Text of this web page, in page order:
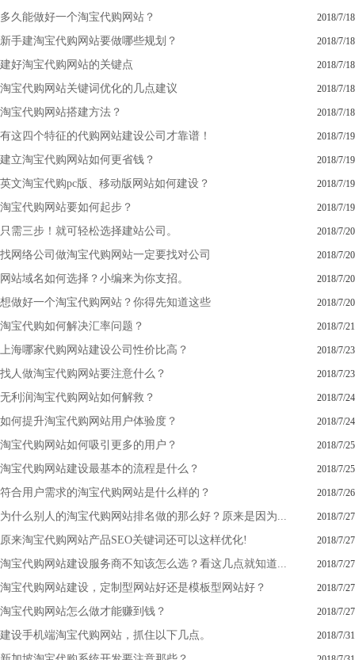
多久能做好一个淘宝代购网站？ 2018/7/18
新手建淘宝代购网站要做哪些规划？ 2018/7/18
建好淘宝代购网站的关键点 2018/7/18
淘宝代购网站关键词优化的几点建议 2018/7/18
淘宝代购网站搭建方法？ 2018/7/18
有这四个特征的代购网站建设公司才靠谱！ 2018/7/19
建立淘宝代购网站如何更省钱？ 2018/7/19
英文淘宝代购pc版、移动版网站如何建设？ 2018/7/19
淘宝代购网站要如何起步？ 2018/7/19
只需三步！就可轻松选择建站公司。 2018/7/20
找网络公司做淘宝代购网站一定要找对公司 2018/7/20
网站域名如何选择？小编来为你支招。 2018/7/20
想做好一个淘宝代购网站？你得先知道这些 2018/7/20
淘宝代购如何解决汇率问题？ 2018/7/21
上海哪家代购网站建设公司性价比高？ 2018/7/23
找人做淘宝代购网站要注意什么？ 2018/7/23
无利润淘宝代购网站如何解救？ 2018/7/24
如何提升淘宝代购网站用户体验度？ 2018/7/24
淘宝代购网站如何吸引更多的用户？ 2018/7/25
淘宝代购网站建设最基本的流程是什么？ 2018/7/25
符合用户需求的淘宝代购网站是什么样的？ 2018/7/26
为什么别人的淘宝代购网站排名做的那么好？原来是因为... 2018/7/27
原来淘宝代购网站产品SEO关键词还可以这样优化! 2018/7/27
淘宝代购网站建设服务商不知该怎么选？看这几点就知道... 2018/7/27
淘宝代购网站建设，定制型网站好还是模板型网站好？ 2018/7/27
淘宝代购网站怎么做才能赚到钱？ 2018/7/27
建设手机端淘宝代购网站，抓住以下几点。 2018/7/31